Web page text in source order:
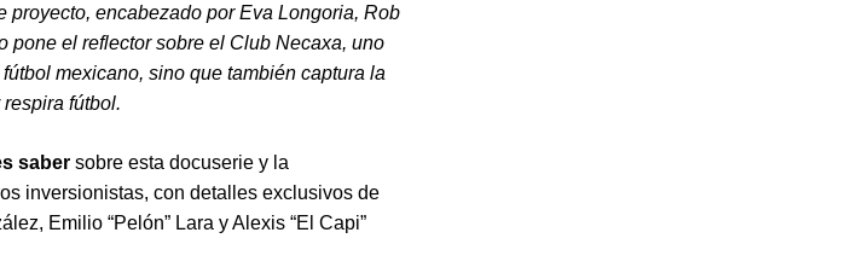
proyecto, encabezado por Eva Longoria, Rob
pone el reflector sobre el Club Necaxa, uno
mexicano, sino que también captura la
fútbol.
saber sobre esta docuserie y la
inversionistas, con detalles exclusivos de
Emilio “Pelón” Lara y Alexis “El Capi”